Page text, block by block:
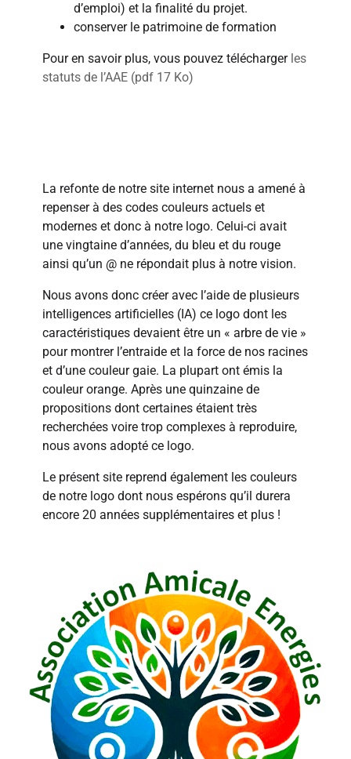
d’emploi) et la finalité du projet.
conserver le patrimoine de formation
Pour en savoir plus, vous pouvez télécharger les
statuts de l’AAE (pdf 17 Ko)
La refonte de notre site internet nous a amené à
repenser à des codes couleurs actuels et
modernes et donc à notre logo. Celui-ci avait
une vingtaine d’années, du bleu et du rouge
ainsi qu’un @ ne répondait plus à notre vision.
Nous avons donc créer avec l’aide de plusieurs
intelligences artificielles (IA) ce logo dont les
caractéristiques devaient être un « arbre de vie »
pour montrer l’entraide et la force de nos racines
et d’une couleur gaie. La plupart ont émis la
couleur orange. Après une quinzaine de
propositions dont certaines étaient très
recherchées voire trop complexes à reproduire,
nous avons adopté ce logo.
Le présent site reprend également les couleurs
de notre logo dont nous espérons qu’il durera
encore 20 années supplémentaires et plus !